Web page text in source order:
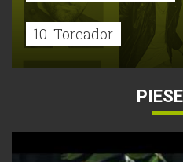
10. Toreador